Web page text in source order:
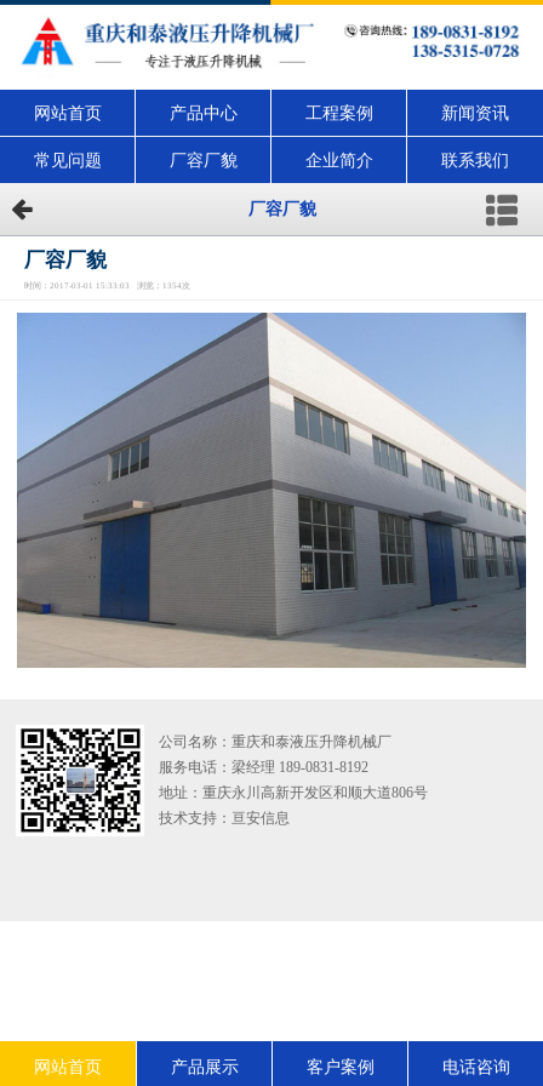
网站首页 产品中心 工程案例 新闻资讯
常见问题 厂容厂貌 企业简介 联系我们
厂容厂貌
厂容厂貌
时间：2017-03-01 15:33:03 浏览：1354次
公司名称：重庆和泰液压升降机械厂
服务电话：梁经理 189-0831-8192
地址：重庆永川高新开发区和顺大道806号
技术支持： 亘安信息
网站首页 产品展示 客户案例 电话咨询